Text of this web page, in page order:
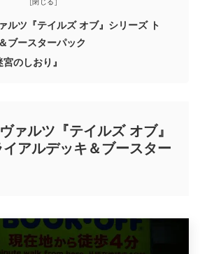
ルツ『テイルズ オブ』シリーズ ト
ブースターパック
のしおり』
ァルツ『テイルズ オブ』
アルデッキ＆ブースター